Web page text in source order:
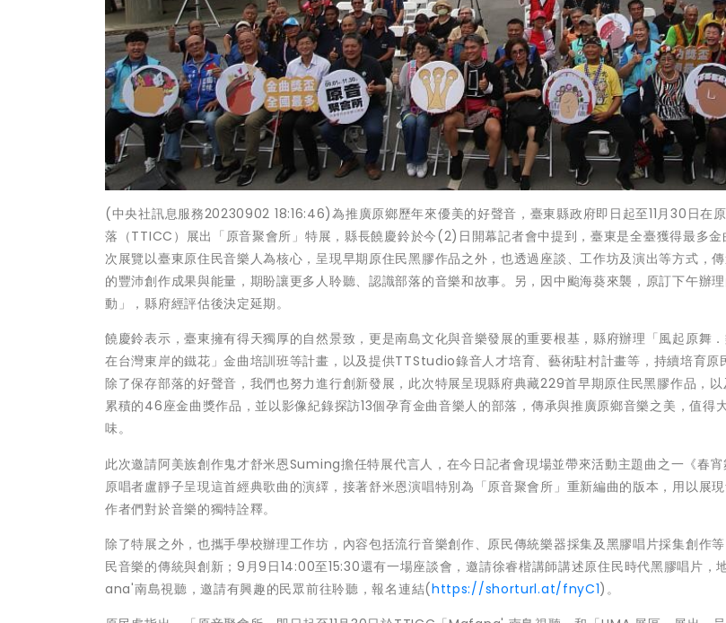
(中央社訊息服務20230902 18:16:46)為推廣原鄉歷年來優美的好聲音，臺東縣政府即日起至11月30日在
落（TTICC）展出「原音聚會所」特展，縣長饒慶鈴於今(2)日開幕記者會中提到，臺東是全臺獲得最多
次展覽以臺東原住民音樂人為核心，呈現早期原住民黑膠作品之外，也透過座談、工作坊及演出等方式，
的豐沛創作成果與能量，期盼讓更多人聆聽、認識部落的音樂和故事。另，因中颱海葵來襲，原訂下午辦
動」，縣府經評估後決定延期。
饒慶鈴表示，臺東擁有得天獨厚的自然景致，更是南島文化與音樂發展的重要根基，縣府辦理「風起原舞
在台灣東岸的鐵花」金曲培訓班等計畫，以及提供TTStudio錄音人才培育、藝術駐村計畫等，持續培育原
除了保存部落的好聲音，我們也努力進行創新發展，此次特展呈現縣府典藏229首早期原住民黑膠作品，
累積的46座金曲獎作品，並以影像紀錄探訪13個孕育金曲音樂人的部落，傳承與推廣原鄉音樂之美，值得
味。
此次邀請阿美族創作鬼才舒米恩Suming擔任特展代言人，在今日記者會現場並帶來活動主題曲之一《春
原唱者盧靜子呈現這首經典歌曲的演繹，接著舒米恩演唱特別為「原音聚會所」重新編曲的版本，用以展
作者們對於音樂的獨特詮釋。
除了特展之外，也攜手學校辦理工作坊，內容包括流行音樂創作、原民傳統樂器採集及黑膠唱片採集創作
民音樂的傳統與創新；9月9日14:00至15:30還有一場座談會，邀請徐睿楷講師講述原住民時代黑膠唱片
ana'南島視聽，邀請有興趣的民眾前往聆聽，報名連結(https://shorturl.at/fnyC1)。